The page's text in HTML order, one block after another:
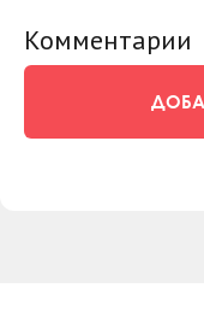
Комментарии